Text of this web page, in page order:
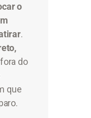
o
.
do
que